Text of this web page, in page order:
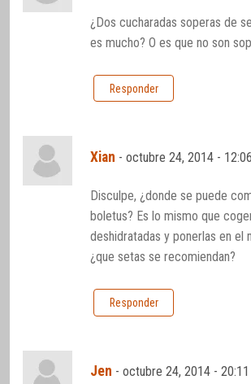
¿Dos cucharadas soperas de
es mucho? O es que no son
Responder
Xian -octubre 24, 2014 - 12:06
Disculpe, ¿donde se puede
boletus? Es lo mismo que
deshidratadas y ponerlas en el
¿que setas se recomiendan?
Responder
Jen -octubre 24, 2014 - 20:11